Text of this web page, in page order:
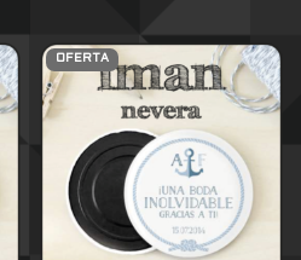
OFERTA